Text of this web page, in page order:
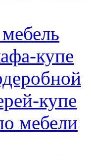
купе
купе
мебели